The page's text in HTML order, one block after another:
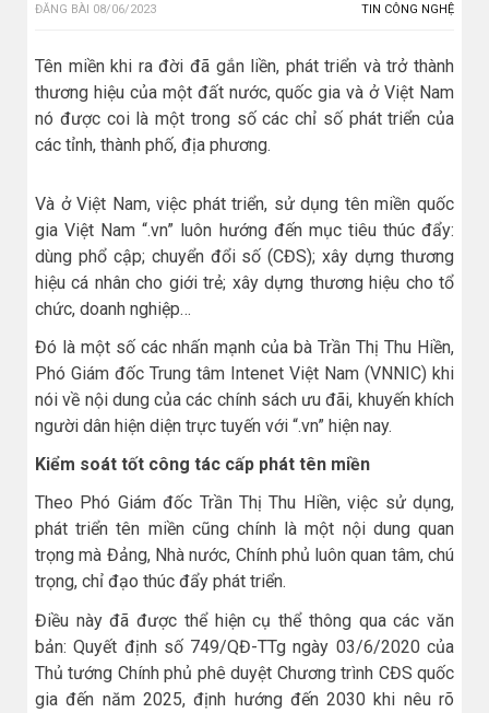
ĐĂNG BÀI 08/06/2023 TIN CÔNG NGHỆ
Tên miền khi ra đời đã gắn liền, phát triển và trở thành
thương hiệu của một đất nước, quốc gia và ở Việt Nam
nó được coi là một trong số các chỉ số phát triển của
các tỉnh, thành phố, địa phương.
Và ở Việt Nam, việc phát triển, sử dụng tên miền quốc
gia Việt Nam “.vn” luôn hướng đến mục tiêu thúc đẩy:
dùng phổ cập; chuyển đổi số (CĐS); xây dựng thương
hiệu cá nhân cho giới trẻ; xây dựng thương hiệu cho tổ
chức, doanh nghiệp…
Đó là một số các nhấn mạnh của bà Trần Thị Thu Hiền,
Phó Giám đốc Trung tâm Intenet Việt Nam (VNNIC) khi
nói về nội dung của các chính sách ưu đãi, khuyến khích
người dân hiện diện trực tuyến với “.vn” hiện nay.
Kiểm soát tốt công tác cấp phát tên miền
Theo Phó Giám đốc Trần Thị Thu Hiền, việc sử dụng,
phát triển tên miền cũng chính là một nội dung quan
trọng mà Đảng, Nhà nước, Chính phủ luôn quan tâm, chú
trọng, chỉ đạo thúc đẩy phát triển.
Điều này đã được thể hiện cụ thể thông qua các văn
bản: Quyết định số 749/QĐ-TTg ngày 03/6/2020 của
Thủ tướng Chính phủ phê duyệt Chương trình CĐS quốc
gia đến năm 2025, định hướng đến 2030 khi nêu rõ